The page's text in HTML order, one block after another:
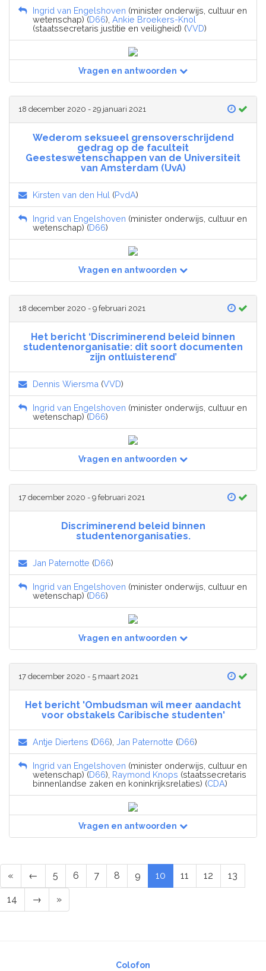
Ingrid van Engelshoven (minister onderwijs, cultuur en
wetenschap) (D66), Ankie Broekers-Knol
(staatssecretaris justitie en veiligheid) (VVD)
Vragen en antwoorden
18 december 2020 - 29 januari 2021
Wederom seksueel grensoverschrijdend
gedrag op de faculteit
Geesteswetenschappen van de Universiteit
van Amsterdam (UvA)
Kirsten van den Hul (PvdA)
Ingrid van Engelshoven (minister onderwijs, cultuur en
wetenschap) (D66)
Vragen en antwoorden
18 december 2020 - 9 februari 2021
Het bericht ‘Discriminerend beleid binnen
studentenorganisatie: dit soort documenten
zijn ontluisterend’
Dennis Wiersma (VVD)
Ingrid van Engelshoven (minister onderwijs, cultuur en
wetenschap) (D66)
Vragen en antwoorden
17 december 2020 - 9 februari 2021
Discriminerend beleid binnen
studentenorganisaties.
Jan Paternotte (D66)
Ingrid van Engelshoven (minister onderwijs, cultuur en
wetenschap) (D66)
Vragen en antwoorden
17 december 2020 - 5 maart 2021
Het bericht 'Ombudsman wil meer aandacht
voor obstakels Caribische studenten'
Antje Diertens (D66), Jan Paternotte (D66)
Ingrid van Engelshoven (minister onderwijs, cultuur en
wetenschap) (D66), Raymond Knops (staatssecretaris
binnenlandse zaken en koninkrijksrelaties) (CDA)
Vragen en antwoorden
« ← 5 6 7 8 9 10 11 12 13
14 → »
Colofon